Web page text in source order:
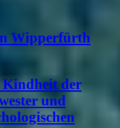
Wipperfürth
Kindheit der
und